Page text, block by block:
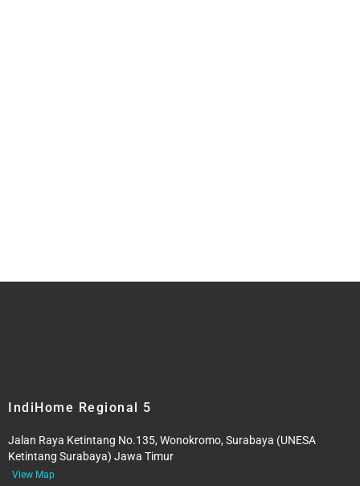
IndiHome Regional 5
Jalan Raya Ketintang No.135, Wonokromo, Surabaya (UNESA
Ketintang Surabaya) Jawa Timur
View Map